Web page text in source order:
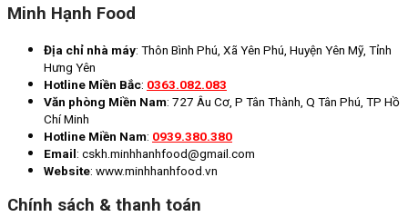
Minh Hạnh Food
Địa chỉ nhà máy: Thôn Bình Phú, Xã Yên Phú, Huyện Yên Mỹ, Tỉnh
Hưng Yên
Hotline Miền Bắc: 0363.082.083
Văn phòng Miền Nam: 727 Âu Cơ, P Tân Thành, Q Tân Phú, TP Hồ
Chí Minh
Hotline Miền Nam: 0939.380.380
Email: cskh.minhhanhfood@gmail.com
Website: www.minhhanhfood.vn
Chính sách & thanh toán